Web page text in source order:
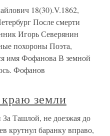
18(30).V.1862,
После смерти
Игорь Северянин
похороны Поэта,
имя Фофанова В земной
Фофанов
земли
Ташлой, не доезжая до
крутнул баранку вправо,